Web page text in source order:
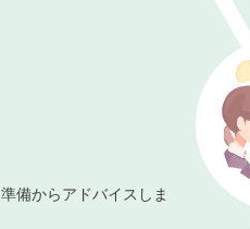
備からアドバイスしま